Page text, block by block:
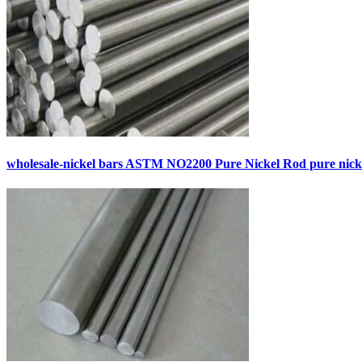
wholesale-nickel bars ASTM NO2200 Pure Nickel Rod pure